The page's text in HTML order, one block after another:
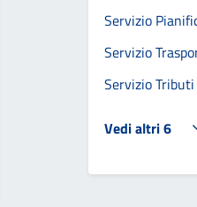
Servizio
Servizio
Servizio
Vedi altri 6